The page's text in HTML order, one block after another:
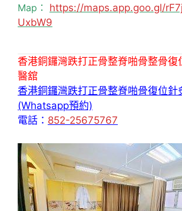
Map： https://maps.app.goo.gl/
UxbW9
香港銅鑼灣跌打正骨整脊啪骨整骨復
醫舘
香港銅鑼灣跌打正骨整脊啪骨復位針
(Whatsapp預約)
電話： 852-25675767